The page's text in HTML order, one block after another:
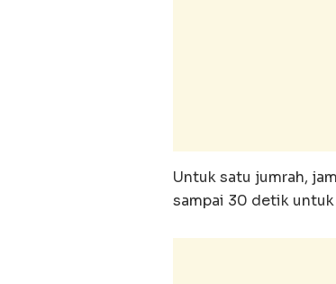
Untuk satu jumrah,
sampai 30 detik